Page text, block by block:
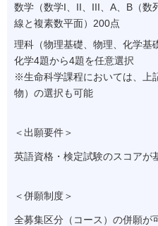
数学（数学I、II、III、A、B（数
線と複素数平面）200点
理科（物理基礎、物理、化学
化学4題から4題を任意選択
※生命科学課程においては、上
物）の選択も可能
＜出願要件＞
英語資格・検定試験のスコアが
＜併願制度＞
全募集区分（コース）の併願が